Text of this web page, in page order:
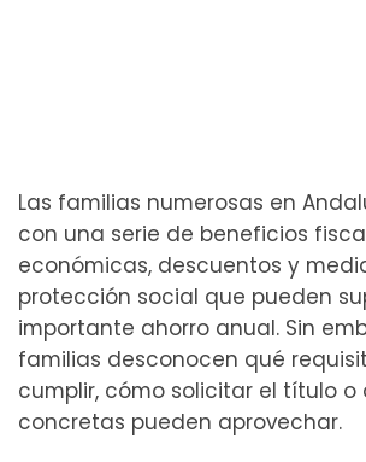
Las familias numerosas en
con una serie de beneficios
económicas, descuentos y
protección social que pueden
importante ahorro anual. Sin
familias desconocen qué
cumplir, cómo solicitar el título o
concretas pueden aprovechar.